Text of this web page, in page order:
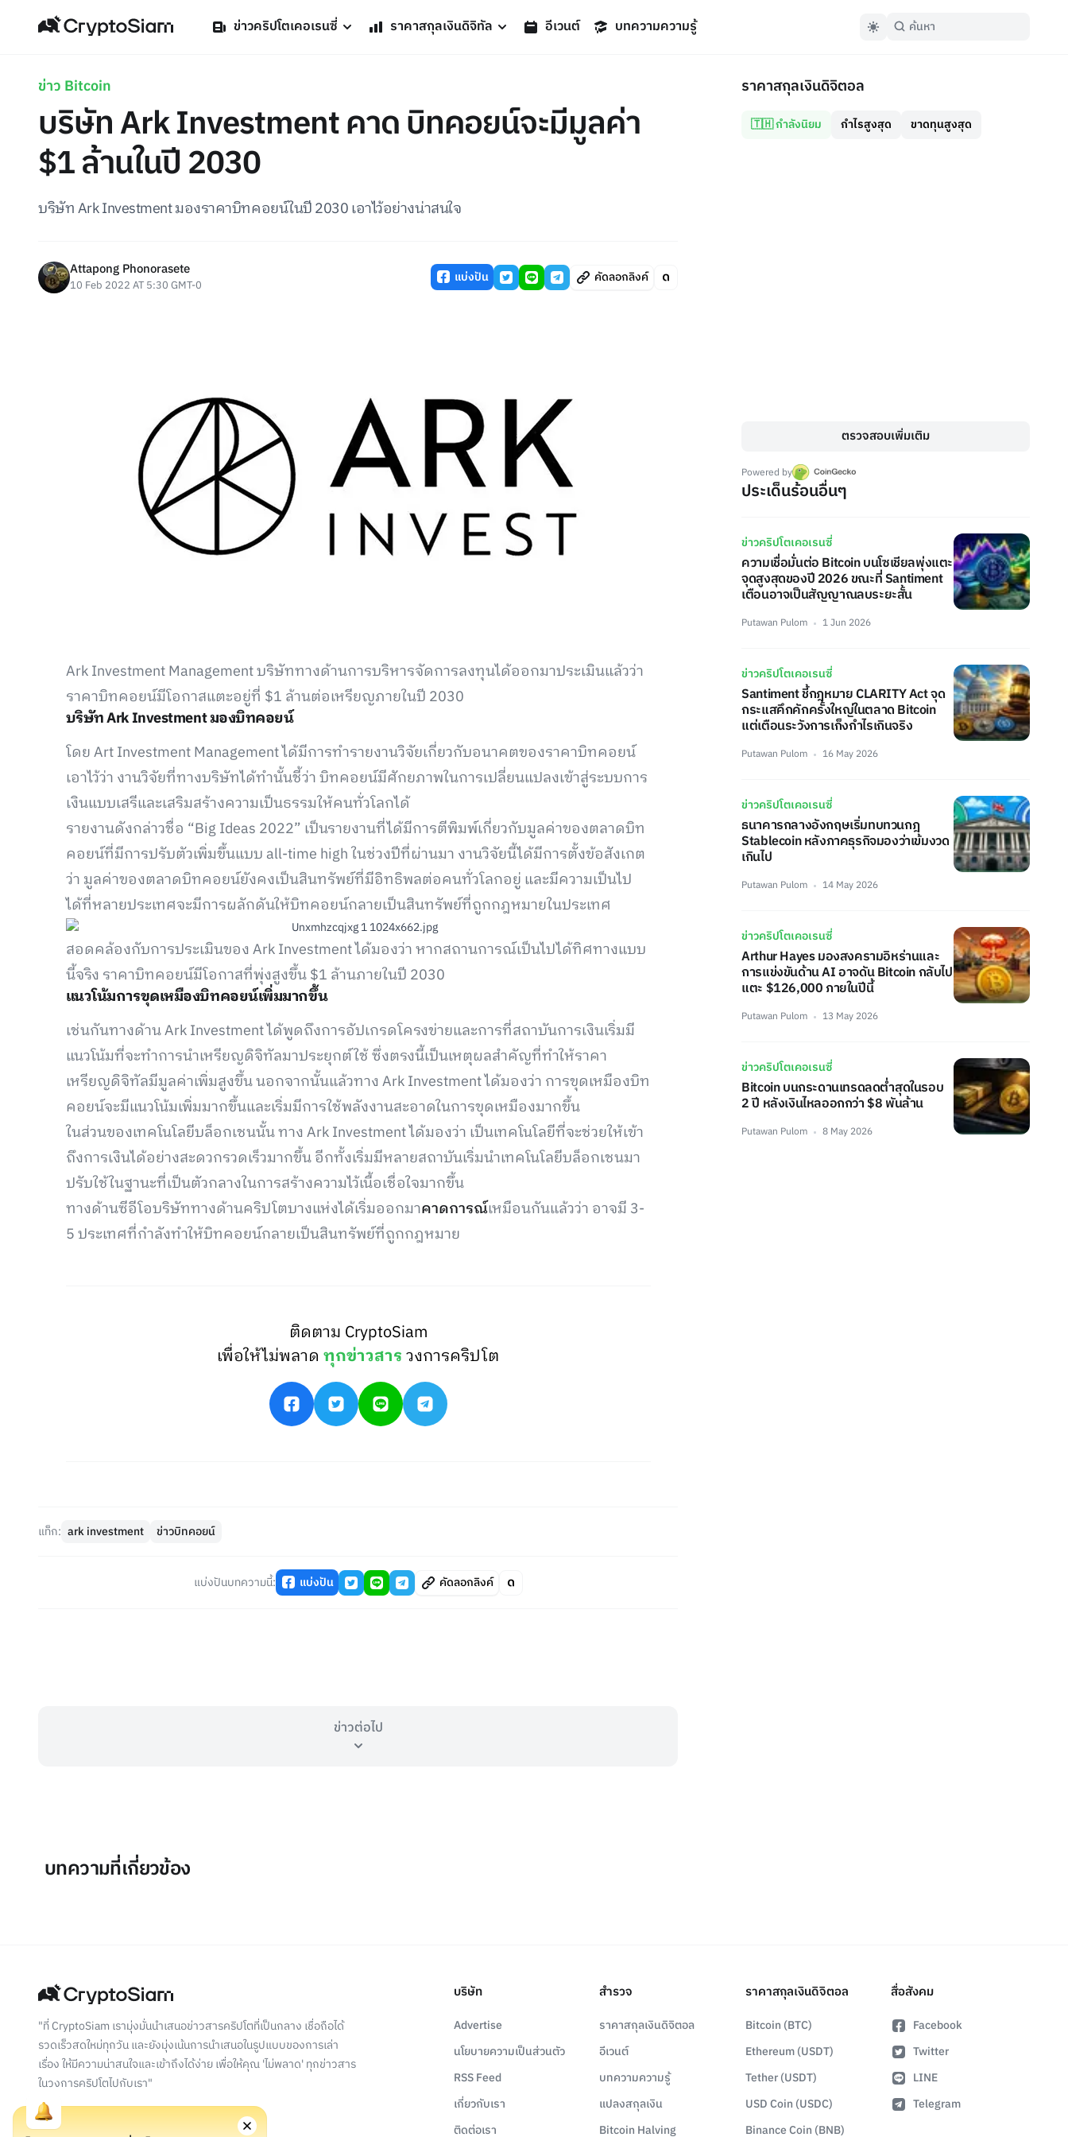
ข่าวคริปโตเคอเรนซี่ ราคาสกุลเงินดิจิทัล อีเวนต์ บทความความรู้
ข่าว Bitcoin
บริษัท Ark Investment คาด บิทคอยน์จะมีมูลค่า
$1 ล้านในปี 2030
บริษัท Ark Investment มองราคาบิทคอยน์ในปี 2030 เอาไว้อย่างน่าสนใจ
Attapong Phonorasete
10 Feb 2022 AT 5:30 GMT-0 แบ่งปัน คัดลอกลิงค์
Ark Investment Management บริษัททางด้านการบริหารจัดการลงทุนได้ออกมาประเมินแล้วว่า
ราคาบิทคอยน์มีโอกาสแตะอยู่ที่ $1 ล้านต่อเหรียญภายในปี 2030
บริษัท Ark Investment มองบิทคอยน์
โดย Art Investment Management ได้มีการทำรายงานวิจัยเกี่ยวกับอนาคตของราคาบิทคอยน์
เอาไว้ว่า งานวิจัยที่ทางบริษัทได้ทำนั้นชี้ว่า บิทคอยน์มีศักยภาพในการเปลี่ยนแปลงเข้าสู่ระบบการ
เงินแบบเสรีและเสริมสร้างความเป็นธรรมให้คนทั่วโลกได้
รายงานดังกล่าวชื่อ “Big Ideas 2022” เป็นรายงานที่ได้มีการตีพิมพ์เกี่ยวกับมูลค่าของตลาดบิท
คอยน์ที่มีการปรับตัวเพิ่มขึ้นแบบ all-time high ในช่วงปีที่ผ่านมา งานวิจัยนี้ได้มีการตั้งข้อสังเกต
ว่า มูลค่าของตลาดบิทคอยน์ยังคงเป็นสินทรัพย์ที่มีอิทธิพลต่อคนทั่วโลกอยู่ และมีความเป็นไป
ได้ที่หลายประเทศจะมีการผลักดันให้บิทคอยน์กลายเป็นสินทรัพย์ที่ถูกกฎหมายในประเทศ
สอดคล้องกับการประเมินของ Ark Investment ได้มองว่า หากสถานการณ์เป็นไปได้ทิศทางแบบ
นี้จริง ราคาบิทคอยน์มีโอกาสที่พุ่งสูงขึ้น $1 ล้านภายในปี 2030
แนวโน้มการขุดเหมืองบิทคอยน์เพิ่มมากขึ้น
เช่นกันทางด้าน Ark Investment ได้พูดถึงการอัปเกรดโครงข่ายและการที่สถาบันการเงินเริ่มมี
แนวโน้มที่จะทำการนำเหรียญดิจิทัลมาประยุกต์ใช้ ซึ่งตรงนี้เป็นเหตุผลสำคัญที่ทำให้ราคา
เหรียญดิจิทัลมีมูลค่าเพิ่มสูงขึ้น นอกจากนั้นแล้วทาง Ark Investment ได้มองว่า การขุดเหมืองบิท
คอยน์จะมีแนวโน้มเพิ่มมากขึ้นและเริ่มมีการใช้พลังงานสะอาดในการขุดเหมืองมากขึ้น
ในส่วนของเทคโนโลยีบล็อกเชนนั้น ทาง Ark Investment ได้มองว่า เป็นเทคโนโลยีที่จะช่วยให้เข้า
ถึงการเงินได้อย่างสะดวกรวดเร็วมากขึ้น อีกทั้งเริ่มมีหลายสถาบันเริ่มนำเทคโนโลยีบล็อกเชนมา
ปรับใช้ในฐานะที่เป็นตัวกลางในการสร้างความไว้เนื้อเชื่อใจมากขึ้น
ทางด้านซีอีโอบริษัททางด้านคริปโตบางแห่งได้เริ่มออกมาคาดการณ์เหมือนกันแล้วว่า อาจมี 3-
5 ประเทศที่กำลังทำให้บิทคอยน์กลายเป็นสินทรัพย์ที่ถูกกฎหมาย
ติดตาม CryptoSiam
เพื่อให้ไม่พลาดทุกข่าวสารวงการคริปโต
แท็ก: ark investment ข่าวบิทคอยน์
แบ่งปันบทความนี้: แบ่งปัน คัดลอกลิงค์
ข่าวต่อไป
ราคาสกุลเงินดิจิตอล
🇹🇭 กำลังนิยม กำไรสูงสุด ขาดทุนสูงสุด
ตรวจสอบเพิ่มเติม
Powered by
ประเด็นร้อนอื่นๆ
ข่าวคริปโตเคอเรนซี่
ความเชื่อมั่นต่อ Bitcoin บนโซเชียลพุ่งแตะ
จุดสูงสุดของปี 2026 ขณะที่ Santiment
เตือนอาจเป็นสัญญาณลบระยะสั้น
Putawan Pulom 1 Jun 2026
ข่าวคริปโตเคอเรนซี่
Santiment ชี้กฎหมาย CLARITY Act จุด
กระแสคึกคักครั้งใหญ่ในตลาด Bitcoin
แต่เตือนระวังการเก็งกำไรเกินจริง
Putawan Pulom 16 May 2026
ข่าวคริปโตเคอเรนซี่
ธนาคารกลางอังกฤษเริ่มทบทวนกฎ
Stablecoin หลังภาคธุรกิจมองว่าเข้มงวด
เกินไป
Putawan Pulom 14 May 2026
ข่าวคริปโตเคอเรนซี่
Arthur Hayes มองสงครามอิหร่านและ
การแข่งขันด้าน AI อาจดัน Bitcoin กลับไป
แตะ $126,000 ภายในปีนี้
Putawan Pulom 13 May 2026
ข่าวคริปโตเคอเรนซี่
Bitcoin บนกระดานเทรดลดต่ำสุดในรอบ
2 ปี หลังเงินไหลออกกว่า $8 พันล้าน
Putawan Pulom 8 May 2026
บทความที่เกี่ยวข้อง
"ที่ CryptoSiam เรามุ่งมั่นนำเสนอข่าวสารคริปโตที่เป็นกลาง เชื่อถือได้
รวดเร็วสดใหม่ทุกวัน และยังมุ่งเน้นการนำเสนอในรูปแบบของการเล่า
เรื่อง ให้มีความน่าสนใจและเข้าถึงได้ง่าย เพื่อให้คุณ 'ไม่พลาด' ทุกข่าวสาร
ในวงการคริปโตไปกับเรา"
บริษัท
Advertise
นโยบายความเป็นส่วนตัว
RSS Feed
เกี่ยวกับเรา
ติดต่อเรา
สำรวจ
ราคาสกุลเงินดิจิตอล
อีเวนต์
บทความความรู้
แปลงสกุลเงิน
Bitcoin Halving
ราคาสกุลเงินดิจิตอล
Bitcoin (BTC)
Ethereum (USDT)
Tether (USDT)
USD Coin (USDC)
Binance Coin (BNB)
สื่อสังคม
Facebook
Twitter
LINE
Telegram